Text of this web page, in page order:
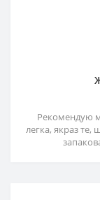
Рекомендую
легка, якраз